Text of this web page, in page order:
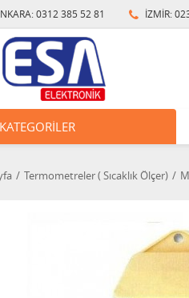
0312 385 52 81 İZMİR:
KATEGORILER
Termometreler ( Sıcaklık Ölçer)